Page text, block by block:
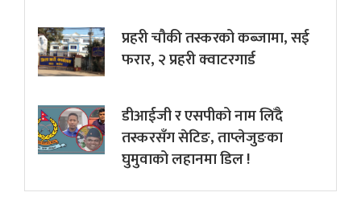
प्रहरी चौकी तस्करको कब्जामा, सई
फरार, २ प्रहरी क्वाटरगार्ड
डीआईजी र एसपीको नाम लिँदै
तस्करसँग सेटिङ, ताप्लेजुङका
घुमुवाको लहानमा डिल !